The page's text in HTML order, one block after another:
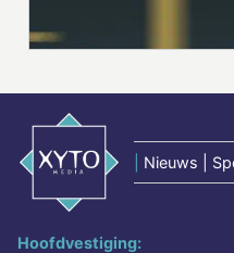
Nieuws |
Hoofdvestiging: